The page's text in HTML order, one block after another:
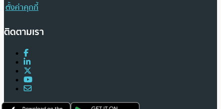
ตั้งค่าคุกกี้
ติดตามเรา